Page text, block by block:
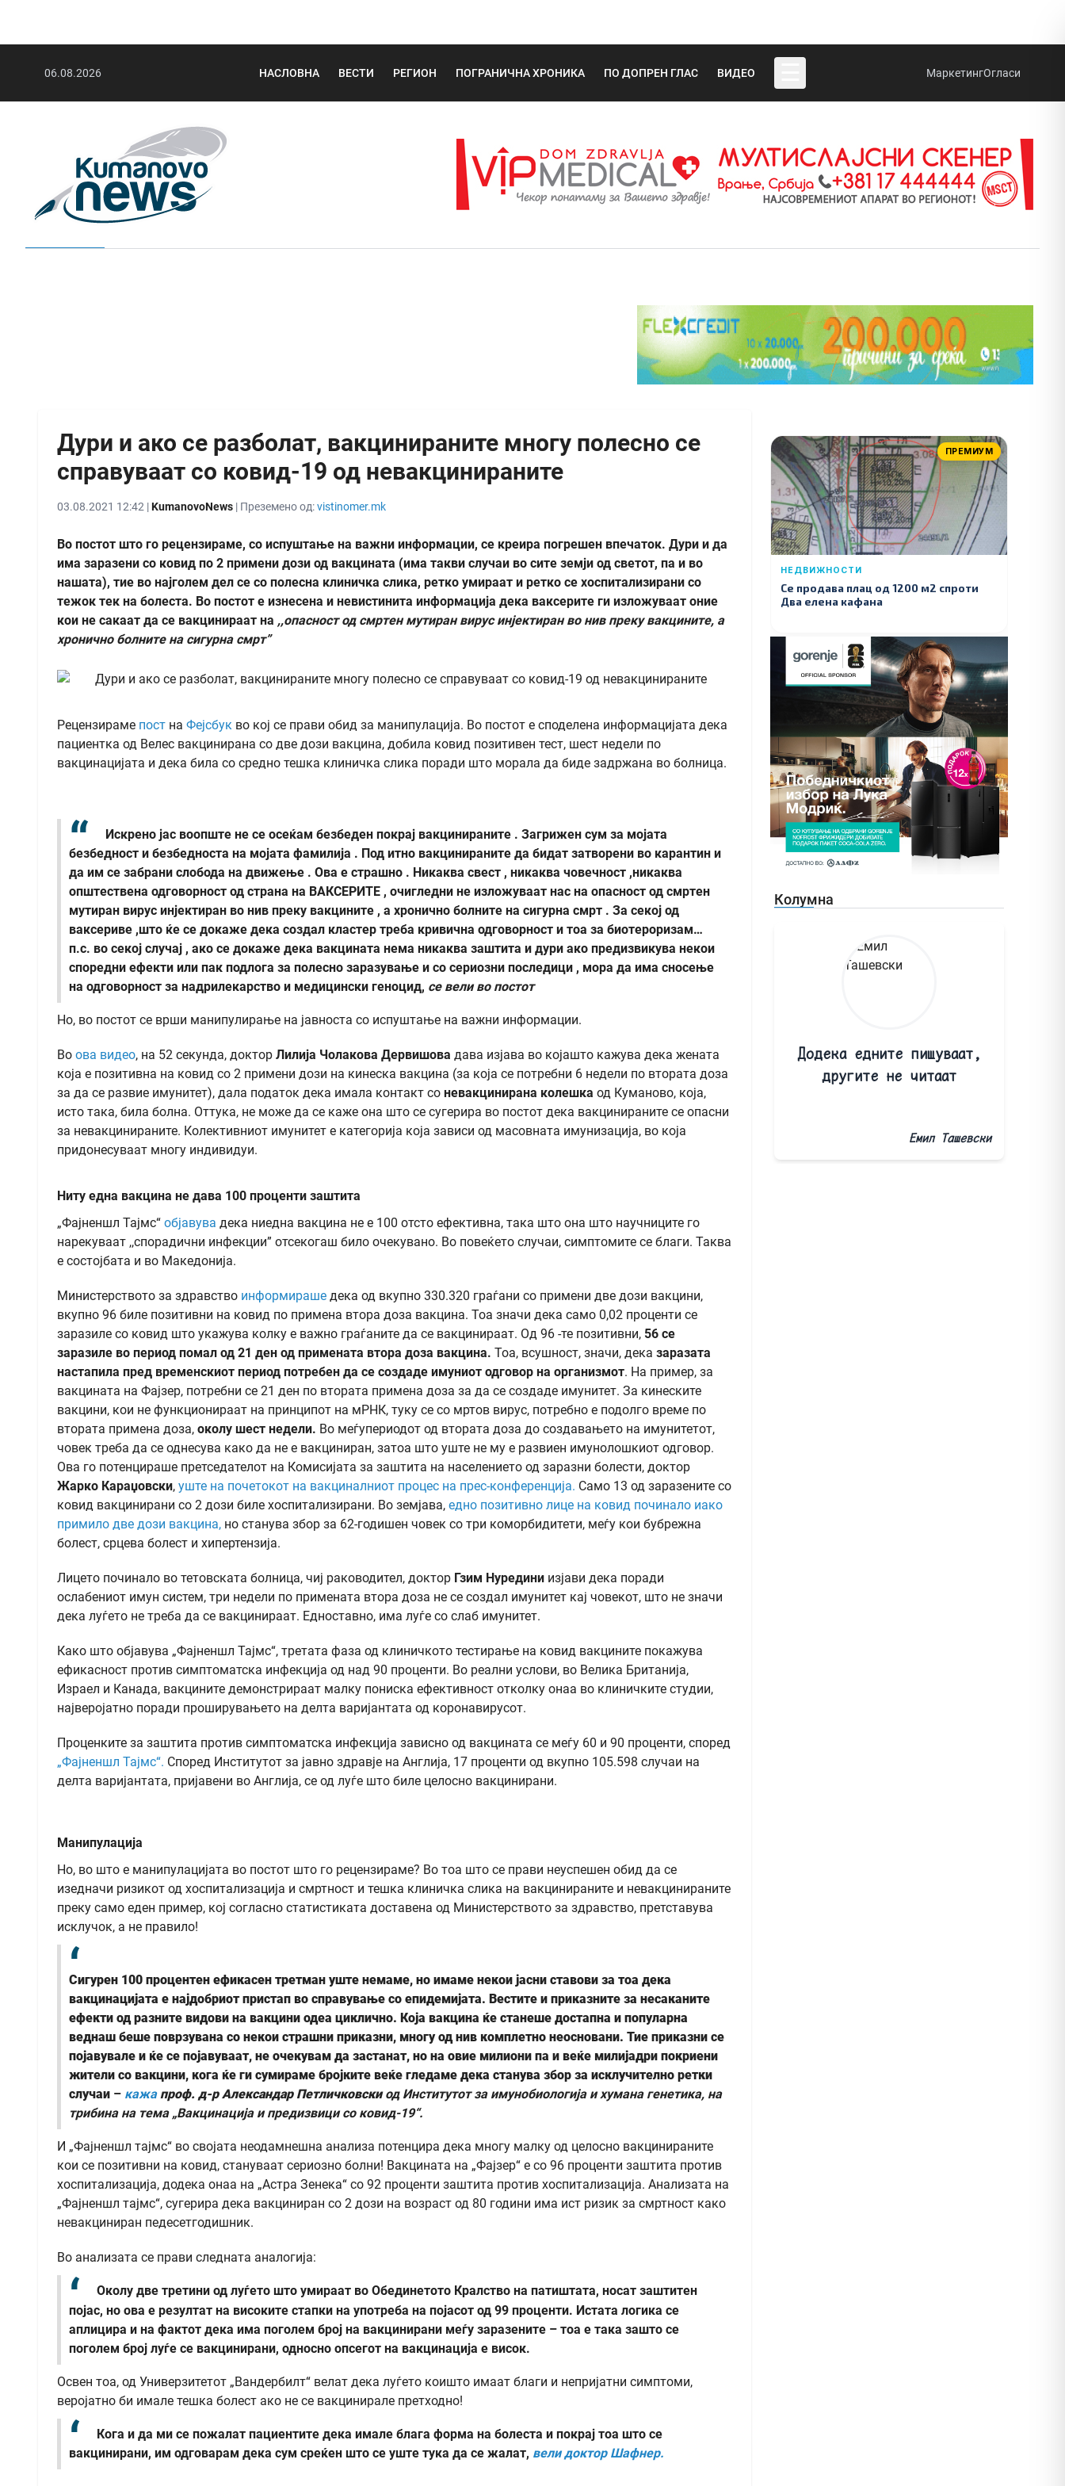
06.08.2026 НАСЛОВНА ВЕСТИ РЕГИОН ПОГРАНИЧНА ХРОНИКА ПО ДОПРЕН ГЛАС ВИДЕО МаркетингОгласи
Дури и ако се разболат, вакцинираните многу полесно се
справуваат со ковид-19 од невакцинираните
03.08.2021 12:42 |KumanovoNews | Преземено од:vistinomer.mk
Во постот што го рецензираме, со испуштање на важни информации, се креира погрешен впечаток. Дури и да
има заразени со ковид по 2 примени дози од вакцината (има такви случаи во сите земји од светот, па и во
нашата), тие во најголем дел се со полесна клиничка слика, ретко умираат и ретко се хоспитализирани со
тежок тек на болеста. Во постот е изнесена и невистинита информација дека ваксерите ги изложуваат оние
кои не сакаат да се вакцинираат на ,,опасност од смртен мутиран вирус инјектиран во нив преку вакцините, а
хронично болните на сигурна смрт”
Рецензираме пост на Фејсбук во кој се прави обид за манипулација. Во постот е споделена информацијата дека
пациентка од Велес вакцинирана со две дози вакцина, добила ковид позитивен тест, шест недели по
вакцинацијата и дека била со средно тешка клиничка слика поради што морала да биде задржана во болница.
Искрено јас воопште не се осеќам безбеден покрај вакцинираните . Загрижен сум за мојата
безбедност и безбедноста на мојата фамилија . Под итно вакцинираните да бидат затворени во карантин и
да им се забрани слобода на движење . Ова е страшно . Никаква свест , никаква човечност ,никаква
општествена одговорност од страна на ВАКСЕРИТЕ , очигледни не изложуваат нас на опасност од смртен
мутиран вирус инјектиран во нив преку вакцините , а хронично болните на сигурна смрт . За секој од
ваксериве ,што ќе се докаже дека создал кластер треба кривична одговорност и тоа за биотероризам…
п.с. во секој случај , ако се докаже дека вакцината нема никаква заштита и дури ако предизвикува некои
споредни ефекти или пак подлога за полесно заразување и со сериозни последици , мора да има сносење
на одговорност за надрилекарство и медицински геноцид, се вели во постот
Но, во постот се врши манипулирање на јавноста со испуштање на важни информации.
Во ова видео, на 52 секунда, доктор Лилија Чолакова Дервишова дава изјава во којашто кажува дека жената
која е позитивна на ковид со 2 примени дози на кинеска вакцина (за која се потребни 6 недели по втората доза
за да се развие имунитет), дала податок дека имала контакт со невакцинирана колешка од Куманово, која,
исто така, била болна. Оттука, не може да се каже она што се сугерира во постот дека вакцинираните се опасни
за невакцинираните. Колективниот имунитет е категорија која зависи од масовната имунизација, во која
придонесуваат многу индивидуи.
Ниту една вакцина не дава 100 проценти заштита
„Фајненшл Тајмс“ објавува дека ниедна вакцина не е 100 отсто ефективна, така што она што научниците го
нарекуваат ,,спорадични инфекции” отсекогаш било очекувано. Во повеќето случаи, симптомите се благи. Таква
е состојбата и во Македонија.
Министерството за здравство информираше дека од вкупно 330.320 граѓани со примени две дози вакцини,
вкупно 96 биле позитивни на ковид по примена втора доза вакцина. Тоа значи дека само 0,02 проценти се
заразиле со ковид што укажува колку е важно граѓаните да се вакцинираат. Од 96 -те позитивни, 56 се
заразиле во период помал од 21 ден од примената втора доза вакцина. Тоа, всушност, значи, дека заразата
настапила пред временскиот период потребен да се создаде имуниот одговор на организмот. На пример, за
вакцината на Фајзер, потребни се 21 ден по втората примена доза за да се создаде имунитет. За кинеските
вакцини, кои не функционираат на принципот на мРНК, туку се со мртов вирус, потребно е подолго време по
втората примена доза, околу шест недели. Во меѓупериодот од втората доза до создавањето на имунитетот,
човек треба да се однесува како да не е вакциниран, затоа што уште не му е развиен имунолошкиот одговор.
Ова го потенцираше претседателот на Комисијата за заштита на населението од заразни болести, доктор
Жарко Караџовски, уште на почетокот на вакциналниот процес на прес-конференција. Само 13 од заразените со
ковид вакцинирани со 2 дози биле хоспитализирани. Во земјава, едно позитивно лице на ковид починало иако
примило две дози вакцина, но станува збор за 62-годишен човек со три коморбидитети, меѓу кои бубрежна
болест, срцева болест и хипертензија.
Лицето починало во тетовската болница, чиј раководител, доктор Гзим Нуредини изјави дека поради
ослабениот имун систем, три недели по примената втора доза не се создал имунитет кај човекот, што не значи
дека луѓето не треба да се вакцинираат. Едноставно, има луѓе со слаб имунитет.
Како што објавува „Фајненшл Тајмс“, третата фаза од клиничкото тестирање на ковид вакцините покажува
ефикасност против симптоматска инфекција од над 90 проценти. Во реални услови, во Велика Британија,
Израел и Канада, вакцините демонстрираат малку пониска ефективност отколку онаа во клиничките студии,
најверојатно поради проширувањето на делта варијантата од коронавирусот.
Проценките за заштита против симптоматска инфекција зависно од вакцината се меѓу 60 и 90 проценти, според
„Фајненшл Тајмс“. Според Институтот за јавно здравје на Англија, 17 проценти од вкупно 105.598 случаи на
делта варијантата, пријавени во Англија, се од луѓе што биле целосно вакцинирани.
Манипулација
Но, во што е манипулацијата во постот што го рецензираме? Во тоа што се прави неуспешен обид да се
изедначи ризикот од хоспитализација и смртност и тешка клиничка слика на вакцинираните и невакцинираните
преку само еден пример, кој согласно статистиката доставена од Министерството за здравство, претставува
исклучок, а не правило!
Сигурен 100 процентен ефикасен третман уште немаме, но имаме некои јасни ставови за тоа дека
вакцинацијата е најдобриот пристап во справување со епидемијата. Вестите и приказните за несаканите
ефекти од разните видови на вакцини одеа циклично. Која вакцина ќе станеше достапна и популарна
веднаш беше поврзувана со некои страшни приказни, многу од нив комплетно неосновани. Тие приказни се
појавувале и ќе се појавуваат, не очекувам да застанат, но на овие милиони па и веќе милијадри покриени
жители со вакцини, кога ќе ги сумираме бројките веќе гледаме дека станува збор за исклучително ретки
случаи – кажа проф. д-р Александар Петличковскиод Институтот за имунобиологија и хумана генетика, на
трибина на тема „Вакцинација и предизвици со ковид-19“.
И „Фајненшл тајмс“ во својата неодамнешна анализа потенцира дека многу малку од целосно вакцинираните
кои се позитивни на ковид, стануваат сериозно болни! Вакцината на „Фајзер“ е со 96 проценти заштита против
хоспитализација, додека онаа на „Астра Зенека“ со 92 проценти заштита против хоспитализација. Aнализата на
„Фајненшл тајмс“, сугерира дека вакциниран со 2 дози на возраст од 80 години има ист ризик за смртност како
невакциниран педесетгодишник.
Во анализата се прави следната аналогија:
Околу две третини од луѓето што умираат во Обединетото Кралство на патиштата, носат заштитен
појас, но ова е резултат на високите стапки на употреба на појасот од 99 проценти. Истата логика се
аплицира и на фактот дека има поголем број на вакцинирани меѓу заразените – тоа е така зашто се
поголем број луѓе се вакцинирани, односно опсегот на вакцинација е висок.
Освен тоа, од Универзитетот „Вандербилт“ велат дека луѓето коишто имаат благи и непријатни симптоми,
веројатно би имале тешка болест ако не се вакцинирале претходно!
Кога и да ми се пожалат пациентите дека имале блага форма на болеста и покрај тоа што се
вакцинирани, им одговарам дека сум среќен што се уште тука да се жалат, вели доктор Шафнер.
ПРЕМИУМ
НЕДВИЖНОСТИ
Се продава плац од 1200 м2 спроти
Два елена кафана
Колумна
Додека едните пишуваат,
другите не читаат
Емил Ташевски